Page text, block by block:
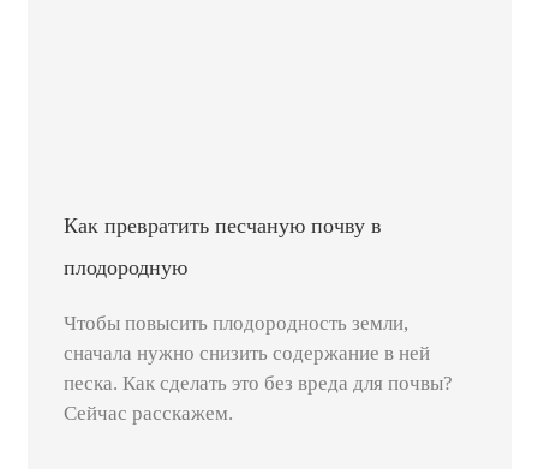
Как превратить песчаную почву в
плодородную
Чтобы повысить плодородность земли,
сначала нужно снизить содержание в ней
песка. Как сделать это без вреда для почвы?
Сейчас расскажем.